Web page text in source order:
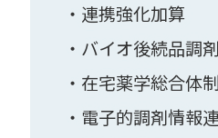
・連携強化加算
・バイオ後続品調
・在宅薬学総合体
・電子的調剤情報